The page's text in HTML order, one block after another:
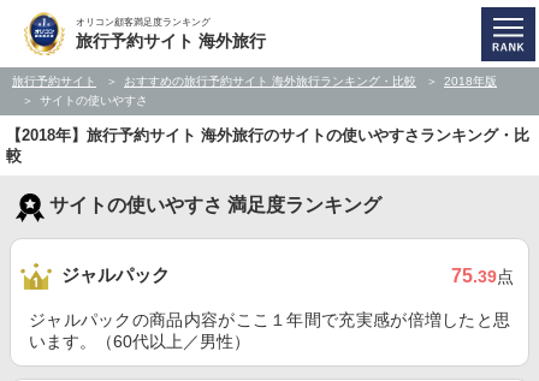
オリコン顧客満足度ランキング
旅行予約サイト 海外旅行
旅行予約サイト おすすめの旅行予約サイト 海外旅行ランキング・比較
2018年版
サイトの使いやすさ
【2018年】旅行予約サイト 海外旅行のサイトの使いやすさランキング・比
較
サイトの使いやすさ 満足度ランキング
ジャルパック 75.39点
ジャルパックの商品内容がここ１年間で充実感が倍増したと思
います。（60代以上／男性）